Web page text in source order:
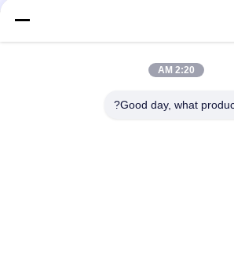
شيزانغ، مدينة ووشي، مقاطعة جيانغسو،
2:20 AM
Good day, what